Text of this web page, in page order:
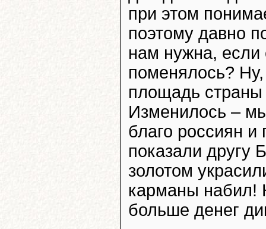
при этом
поэтому давно
нам нужна, если
поменялось?
площадь страны
Изменилось –
благо россиян
показали другу
золотом
карманы набил!
больше денег